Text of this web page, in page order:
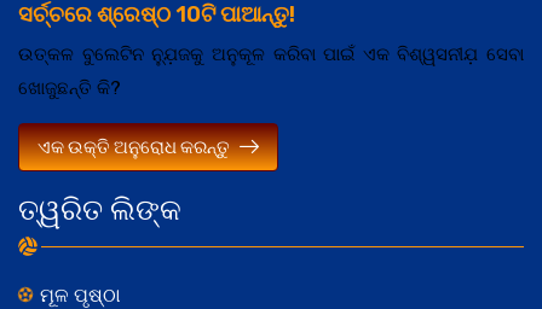
ତ୍ୱରିତ ଲିଙ୍କ
ମୂଳ ପୃଷ୍ଠା
ସର୍ଚ୍ଚରେ ଶ୍ରେଷ୍ଠ 10ଟି ପାଆନ୍ତୁ!
ଉତ୍କଳ ବୁଲେଟିନ ନ୍ଯ଼ୁଜକୁ ଅନୁକୂଳ କରିବା ପାଇଁ ଏକ ବିଶ୍ୱସନୀଯ଼ ସେବା
ଖୋଜୁଛନ୍ତି କି?
ଏକ ଉକ୍ତି ଅନୁରୋଧ କରନ୍ତୁ